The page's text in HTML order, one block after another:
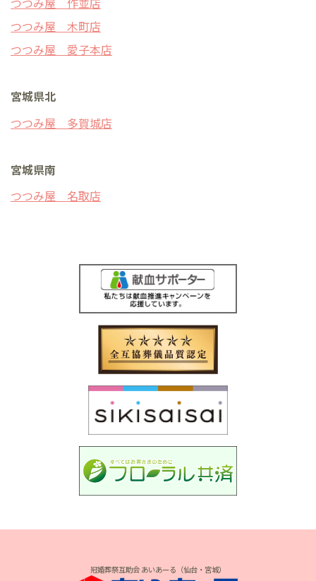
つつみ屋 木町店
つつみ屋 愛子本店
宮城県北
つつみ屋 多賀城店
宮城県南
つつみ屋 名取店
冠婚葬祭互助会 あいあーる（仙台・宮城）